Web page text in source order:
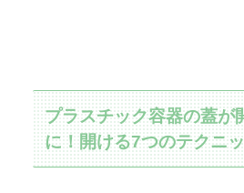
プラスチック容器の蓋が
に！開ける7つのテクニ